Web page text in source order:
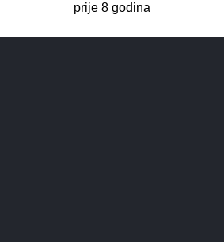
prije 8 godina